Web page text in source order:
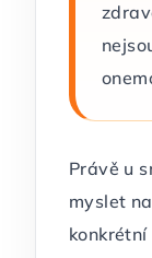
Právě u
myslet